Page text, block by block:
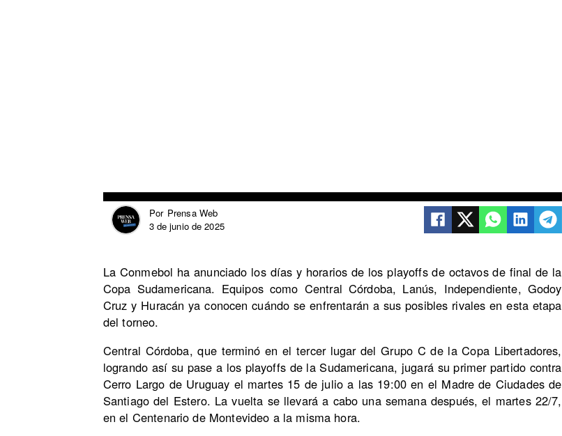
Prensa Web
Por
3 de junio de 2025
La Conmebol ha anunciado los días y horarios de los playoffs de octavos de final de la
Copa Sudamericana. Equipos como Central Córdoba, Lanús, Independiente, Godoy
Cruz y Huracán ya conocen cuándo se enfrentarán a sus posibles rivales en esta etapa
del torneo.
Central Córdoba, que terminó en el tercer lugar del Grupo C de la Copa Libertadores,
logrando así su pase a los playoffs de la Sudamericana, jugará su primer partido contra
Cerro Largo de Uruguay el martes 15 de julio a las 19:00 en el Madre de Ciudades de
Santiago del Estero. La vuelta se llevará a cabo una semana después, el martes 22/7,
en el Centenario de Montevideo a la misma hora.